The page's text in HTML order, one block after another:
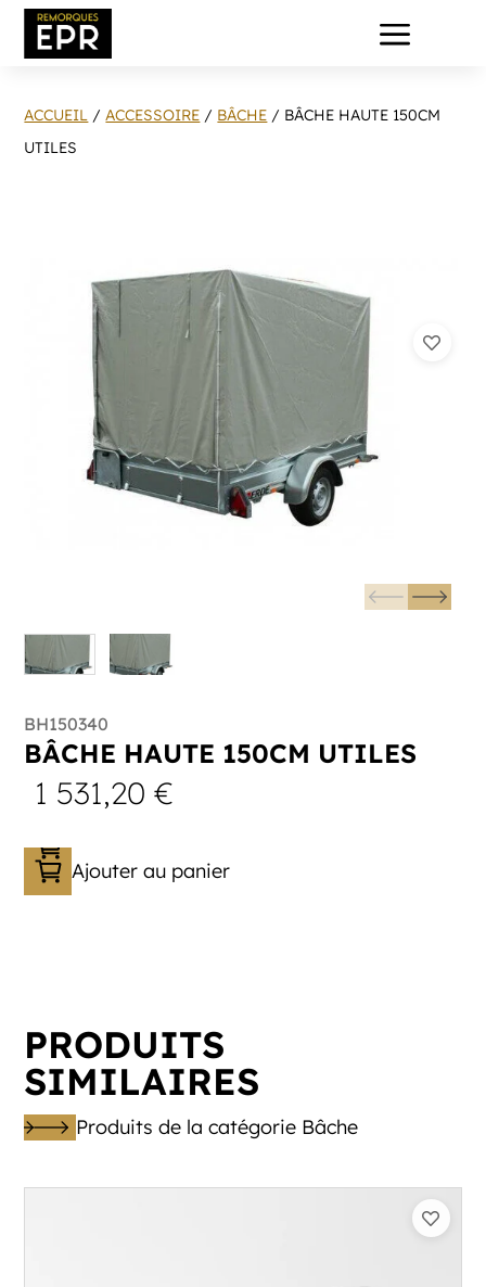
a
ACCUEIL /ACCESSOIRE / BÂCHE / BÂCHE HAUTE 150CM
UTILES
BH150340
BÂCHE HAUTE 150CM UTILES
1 531,20€
Ajouter au panier
PRODUITS
SIMILAIRES
Produits de la catégorie Bâche